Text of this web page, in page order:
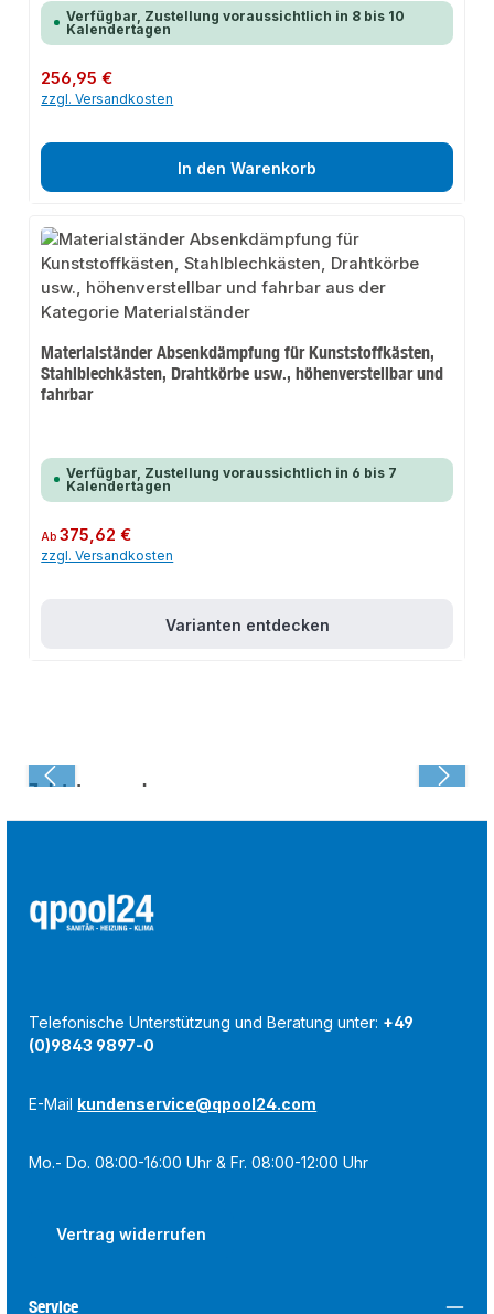
Verfügbar, Zustellung voraussichtlich in 8 bis 10
Kalendertagen
Regulärer Preis:
256,95 €
zzgl. Versandkosten
In den Warenkorb
Materialständer Absenkdämpfung für Kunststoffkästen,
Stahlblechkästen, Drahtkörbe usw., höhenverstellbar und
fahrbar
Verfügbar, Zustellung voraussichtlich in 6 bis 7
Kalendertagen
Regulärer Preis:
Ab375,62 €
zzgl. Versandkosten
Varianten entdecken
Zuletzt angesehen:
Telefonische Unterstützung und Beratung unter: +49
(0)9843 9897-0
E-Mail kundenservice@qpool24.com
Mo.- Do. 08:00-16:00 Uhr & Fr. 08:00-12:00 Uhr
Vertrag widerrufen
Service